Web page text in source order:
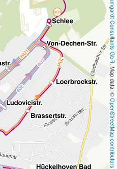
Baumgardt Consultants GbR
, Map data: ©
OpenStreetMap contributors